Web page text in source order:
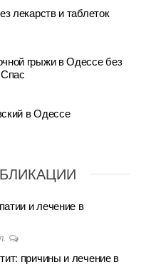
лекарств и таблеток
грыжи в Одессе без
в Одессе
и лечение в
причины и лечение в